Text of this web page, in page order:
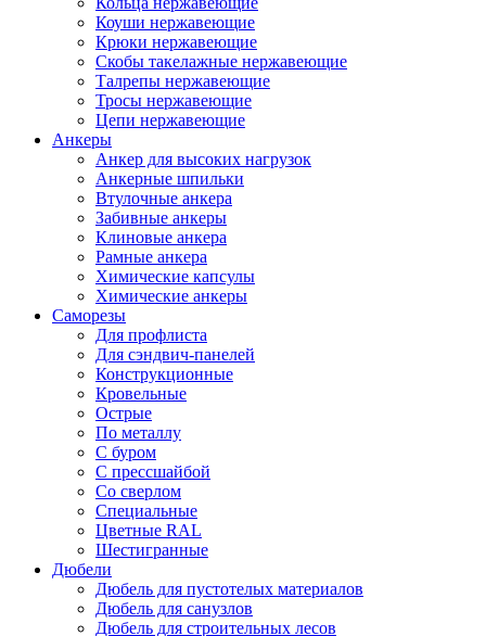
Коуши нержавеющие
Крюки нержавеющие
Скобы такелажные нержавеющие
Талрепы нержавеющие
Тросы нержавеющие
Цепи нержавеющие
Анкеры
Анкер для высоких нагрузок
Анкерные шпильки
Втулочные анкера
Забивные анкеры
Клиновые анкера
Рамные анкера
Химические капсулы
Химические анкеры
Саморезы
Для профлиста
Для сэндвич-панелей
Конструкционные
Кровельные
Острые
По металлу
С буром
С прессшайбой
Со сверлом
Специальные
Цветные RAL
Шестигранные
Дюбели
Дюбель для пустотелых материалов
Дюбель для санузлов
Дюбель для строительных лесов